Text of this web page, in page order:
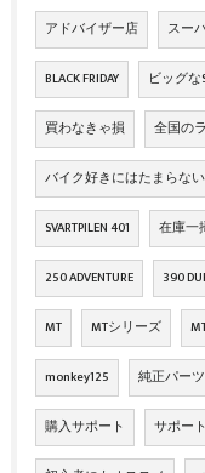
アドバイザー店 スー
BLACK FRIDAY ビッグな
買わなきゃ損 全国の
バイク好きにはたまらない
SVARTPILEN 401 在庫一
250 ADVENTURE 390
MT MTシリーズ
monkey125 純正パーツ
購入サポート サポー